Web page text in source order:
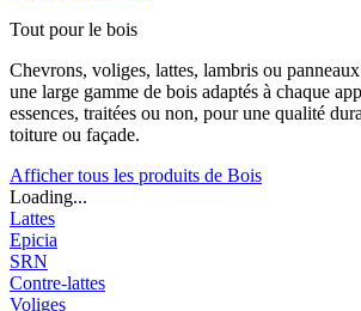
Tout pour le bois
Chevrons, voliges, lattes, lambris ou
une large gamme de bois adaptés à chaque
essences, traitées ou non, pour une qualité
toiture ou façade.
Afficher tous les produits de Bois
Loading...
Lattes
Epicia
SRN
Contre-lattes
Voliges